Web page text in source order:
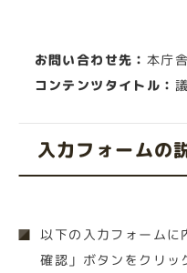
お問い合わせ先： 本庁
コンテンツタイトル：
入力フォームの
以下の入力フォームに
確認」ボタンをクリッ